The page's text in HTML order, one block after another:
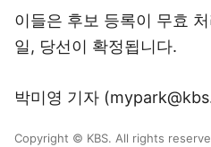
이들은 후보 등록이 무효
일, 당선이 확정됩니다.
박미영 기자
Copyright © KBS. All rights